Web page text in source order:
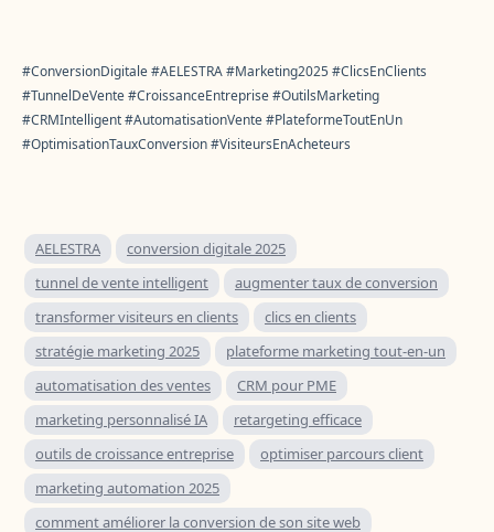
#ConversionDigitale #AELESTRA #Marketing2025 #ClicsEnClients
#TunnelDeVente #CroissanceEntreprise #OutilsMarketing
#CRMIntelligent #AutomatisationVente #PlateformeToutEnUn
#OptimisationTauxConversion #VisiteursEnAcheteurs
AELESTRA
conversion digitale 2025
tunnel de vente intelligent
augmenter taux de conversion
transformer visiteurs en clients
clics en clients
stratégie marketing 2025
plateforme marketing tout-en-un
automatisation des ventes
CRM pour PME
marketing personnalisé IA
retargeting efficace
outils de croissance entreprise
optimiser parcours client
marketing automation 2025
comment améliorer la conversion de son site web